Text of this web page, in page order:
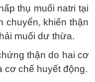
thụ muối natri tại
chuyển, khiến thận
muối dư thừa.
thận do hai cơ
cơ chế huyết động.